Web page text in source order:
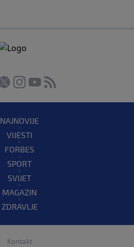
NAJNOVIJE
VIJESTI
FORBES
SPORT
SVIJET
MAGAZIN
ZDRAVLJE
Kontakt